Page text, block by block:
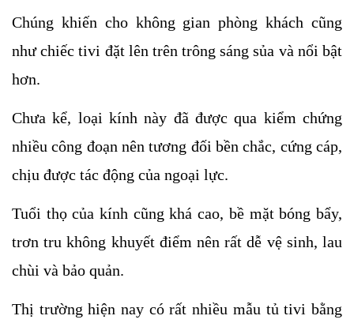
Chúng khiến cho không gian phòng khách cũng
như chiếc tivi đặt lên trên trông sáng sủa và nổi bật
hơn.
Chưa kể, loại kính này đã được qua kiểm chứng
nhiều công đoạn nên tương đối bền chắc, cứng cáp,
chịu được tác động của ngoại lực.
Tuổi thọ của kính cũng khá cao, bề mặt bóng bẩy,
trơn tru không khuyết điểm nên rất dễ vệ sinh, lau
chùi và bảo quản.
Thị trường hiện nay có rất nhiều mẫu tủ tivi bằng